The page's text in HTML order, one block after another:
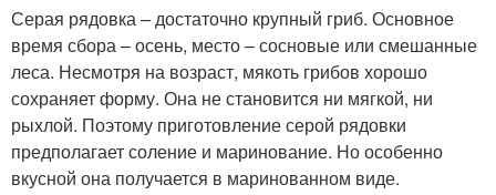
Серая рядовка – достаточно крупный гриб. Основное
время сбора – осень, место – сосновые или смешанные
леса. Несмотря на возраст, мякоть грибов хорошо
сохраняет форму. Она не становится ни мягкой, ни
рыхлой. Поэтому приготовление серой рядовки
предполагает соление и маринование. Но особенно
вкусной она получается в маринованном виде.